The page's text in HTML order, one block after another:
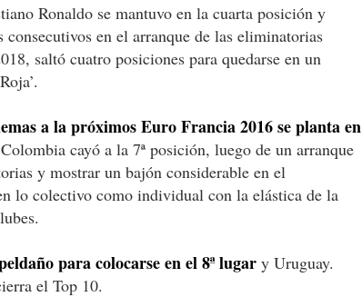
Ronaldo se mantuvo en la cuarta posición y
en el arranque de las eliminatorias
saltó cuatro posiciones para quedarse en un
a la próximos Euro Francia 2016 se planta en
cayó a la 7ª posición, luego de un arranque
y mostrar un bajón considerable en el
lo colectivo como individual con la elástica de la
para colocarse en el 8ª lugar y Uruguay.
el Top 10.